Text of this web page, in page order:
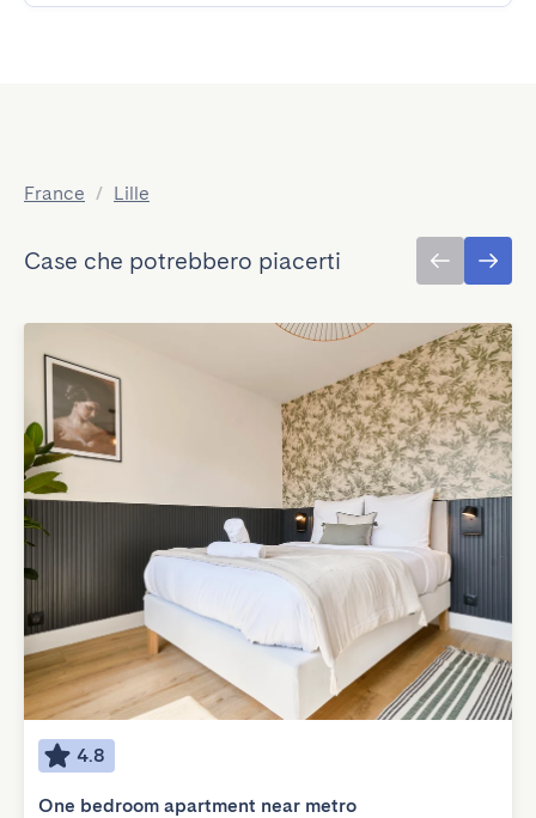
France / Lille
Case che potrebbero piacerti
4.8
One bedroom apartment near metro